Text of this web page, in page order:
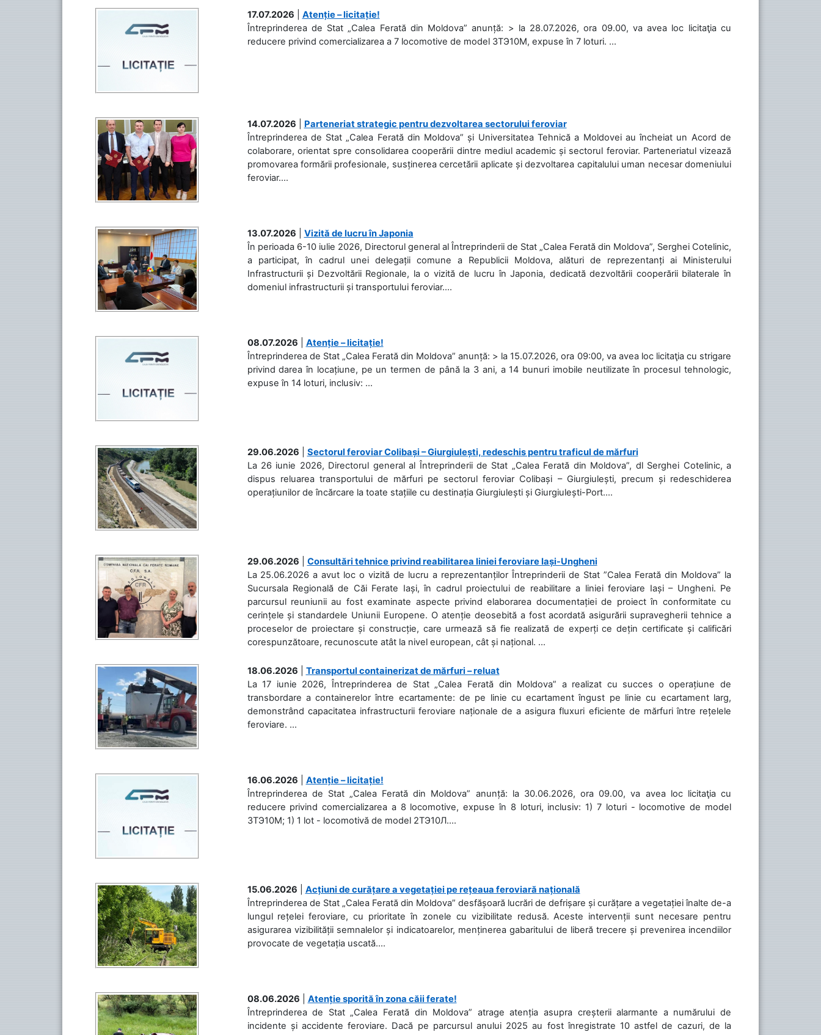
17.07.2026
Atenție – licitație!
Întreprinderea de Stat „Calea Ferată din Moldova” anunță: > la 28.07.2026, ora 09.00, va avea loc licitaţia cu
reducere privind comercializarea a 7 locomotive de model 3ТЭ10М, expuse în 7 loturi. ...
14.07.2026
Parteneriat strategic pentru dezvoltarea sectorului feroviar
Întreprinderea de Stat „Calea Ferată din Moldova” și Universitatea Tehnică a Moldovei au încheiat un Acord de
colaborare, orientat spre consolidarea cooperării dintre mediul academic și sectorul feroviar. Parteneriatul vizează
promovarea formării profesionale, susținerea cercetării aplicate și dezvoltarea capitalului uman necesar domeniului
feroviar....
13.07.2026
Vizită de lucru în Japonia
În perioada 6-10 iulie 2026, Directorul general al Întreprinderii de Stat „Calea Ferată din Moldova”, Serghei Cotelinic,
a participat, în cadrul unei delegații comune a Republicii Moldova, alături de reprezentanți ai Ministerului
Infrastructurii și Dezvoltării Regionale, la o vizită de lucru în Japonia, dedicată dezvoltării cooperării bilaterale în
domeniul infrastructurii și transportului feroviar....
08.07.2026
Atenție – licitație!
Întreprinderea de Stat „Calea Ferată din Moldova” anunță: > la 15.07.2026, ora 09:00, va avea loc licitaţia cu strigare
privind darea în locațiune, pe un termen de până la 3 ani, a 14 bunuri imobile neutilizate în procesul tehnologic,
expuse în 14 loturi, inclusiv: ...
29.06.2026
Sectorul feroviar Colibași – Giurgiulești, redeschis pentru traficul de mărfuri
La 26 iunie 2026, Directorul general al Întreprinderii de Stat „Calea Ferată din Moldova”, dl Serghei Cotelinic, a
dispus reluarea transportului de mărfuri pe sectorul feroviar Colibași – Giurgiulești, precum și redeschiderea
operațiunilor de încărcare la toate stațiile cu destinația Giurgiulești și Giurgiulești-Port....
29.06.2026
Consultări tehnice privind reabilitarea liniei feroviare Iași-Ungheni
La 25.06.2026 a avut loc o vizită de lucru a reprezentanților Întreprinderii de Stat ”Calea Ferată din Moldova” la
Sucursala Regională de Căi Ferate Iași, în cadrul proiectului de reabilitare a liniei feroviare Iași – Ungheni. Pe
parcursul reuniunii au fost examinate aspecte privind elaborarea documentației de proiect în conformitate cu
cerințele și standardele Uniunii Europene. O atenție deosebită a fost acordată asigurării supravegherii tehnice a
proceselor de proiectare și construcție, care urmează să fie realizată de experți ce dețin certificate și calificări
corespunzătoare, recunoscute atât la nivel european, cât și național. ...
18.06.2026
Transportul containerizat de mărfuri – reluat
La 17 iunie 2026, Întreprinderea de Stat „Calea Ferată din Moldova” a realizat cu succes o operațiune de
transbordare a containerelor între ecartamente: de pe linie cu ecartament îngust pe linie cu ecartament larg,
demonstrând capacitatea infrastructurii feroviare naționale de a asigura fluxuri eficiente de mărfuri între rețelele
feroviare. ...
16.06.2026
Atenție – licitație!
Întreprinderea de Stat „Calea Ferată din Moldova” anunță: la 30.06.2026, ora 09.00, va avea loc licitaţia cu
reducere privind comercializarea a 8 locomotive, expuse în 8 loturi, inclusiv: 1) 7 loturi - locomotive de model
3ТЭ10М; 1) 1 lot - locomotivă de model 2ТЭ10Л....
15.06.2026
Acțiuni de curățare a vegetației pe rețeaua feroviară națională
Întreprinderea de Stat „Calea Ferată din Moldova” desfășoară lucrări de defrișare și curățare a vegetației înalte de-a
lungul rețelei feroviare, cu prioritate în zonele cu vizibilitate redusă. Aceste intervenții sunt necesare pentru
asigurarea vizibilității semnalelor și indicatoarelor, menținerea gabaritului de liberă trecere și prevenirea incendiilor
provocate de vegetația uscată....
08.06.2026
Atenție sporită în zona căii ferate!
Întreprinderea de Stat „Calea Ferată din Moldova” atrage atenția asupra creșterii alarmante a numărului de
incidente și accidente feroviare. Dacă pe parcursul anului 2025 au fost înregistrate 10 astfel de cazuri, de la